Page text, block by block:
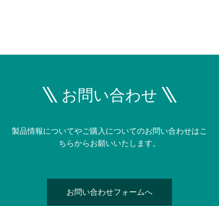
お問い合わせ
製品情報についてやご購入についてのお問い合わせはこ
ちらからお願いいたします。
お問い合わせフォームへ